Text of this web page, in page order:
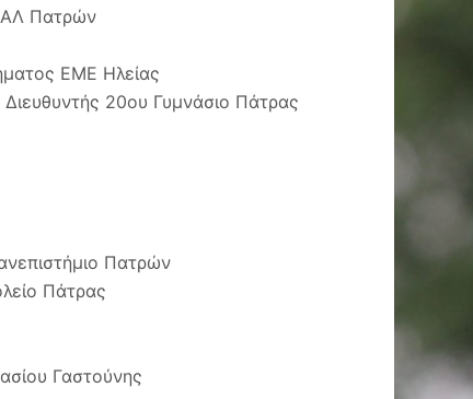
Πατρών
ΕΜΕ Ηλείας
20ου Γυμνάσιο Πάτρας
Πατρών
Πάτρας
Γαστούνης